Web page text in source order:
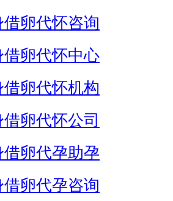
借卵代怀咨询
借卵代怀中心
借卵代怀机构
卵代怀公司
借卵代孕助孕
借卵代孕咨询